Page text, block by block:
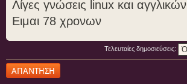
Λίγες γνώσεις linux και αγγλικών
Ειμαι 78 χρονων
Τελευταίες δημοσιεύσεις:
Δημιουργία
απάντησης